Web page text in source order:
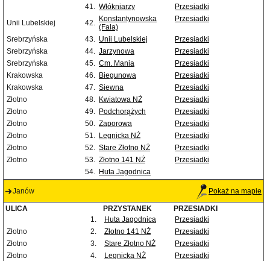
41. Włókniarzy
Przesiadki
Unii Lubelskiej
42. Konstantynowska
(Fala)
Przesiadki
Srebrzyńska 43. Unii Lubelskiej
Przesiadki
Srebrzyńska
44. Jarzynowa
Przesiadki
Srebrzyńska
45. Cm. Mania
Przesiadki
Krakowska
46. Biegunowa
Przesiadki
Krakowska
47. Siewna
Przesiadki
Złotno
48. Kwiatowa NŻ
Przesiadki
Złotno
49. Podchorążych
Przesiadki
Złotno
50. Zaporowa
Przesiadki
Złotno
51. Legnicka NŻ
Przesiadki
Złotno
52. Stare Złotno NŻ
Przesiadki
Złotno
53. Złotno 141 NŻ
Przesiadki
54. Huta Jagodnica
Janów Pokaż na mapie
ULICA PRZYSTANEK
PRZESIADKI
1.
Huta Jagodnica
Przesiadki
Złotno
2. Złotno 141 NŻ
Przesiadki
Złotno
3. Stare Złotno NŻ
Przesiadki
Złotno
4. Legnicka NŻ
Przesiadki